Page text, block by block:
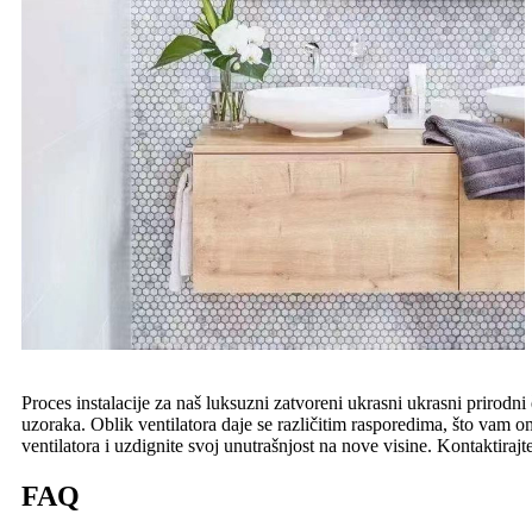
Proces instalacije za naš luksuzni zatvoreni ukrasni ukrasni
uzoraka. Oblik ventilatora daje se različitim rasporedima, što vam
ventilatora i uzdignite svoj unutrašnjost na nove visine.
FAQ